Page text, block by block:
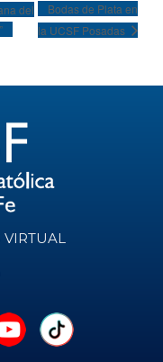
del
Bodas de Plata en
la UCSF Posadas
VIRTUAL